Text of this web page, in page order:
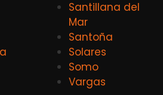
Santillana del
Mar
Santoña
Solares
Somo
Vargas